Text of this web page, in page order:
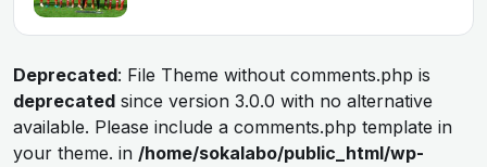
Deprecated: File Theme without comments.php is
deprecated since version 3.0.0 with no alternative
available. Please include a comments.php template in
your theme. in /home/sokalabo/public_html/wp-